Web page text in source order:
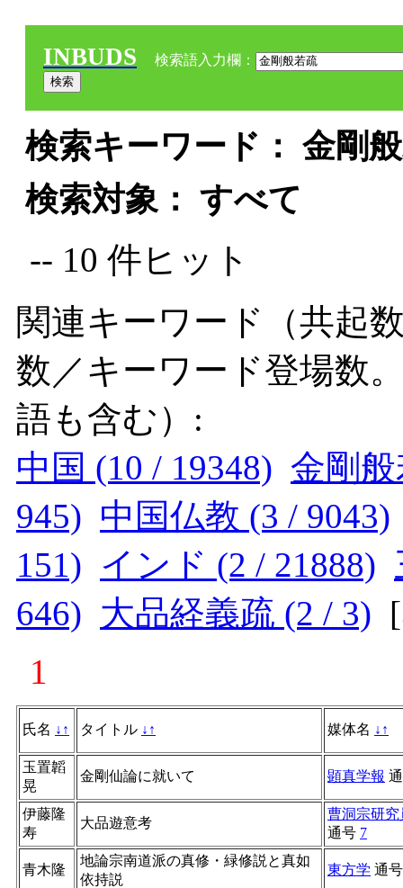
INBUDS 検索語入力欄：
検索キーワード： 金剛
検索対象： すべて
-- 10 件ヒット
関連キーワード（共起
数／キーワード登場数
語も含む）:
中国 (10 / 19348) 金剛
945) 中国仏教 (3 / 9043)
151) インド (2 / 21888)
646) 大品経義疏 (2 / 3) [
1
氏名 ↓ ↑ タイトル ↓ ↑ 媒体名 ↓ ↑
玉置韜
晃
金剛仙論に就いて 顕真学報
伊藤隆
寿
大品遊意考
曹洞宗研
通号 7
青木隆
地論宗南道派の真修・緑修説と真如
依持説
東方学 通